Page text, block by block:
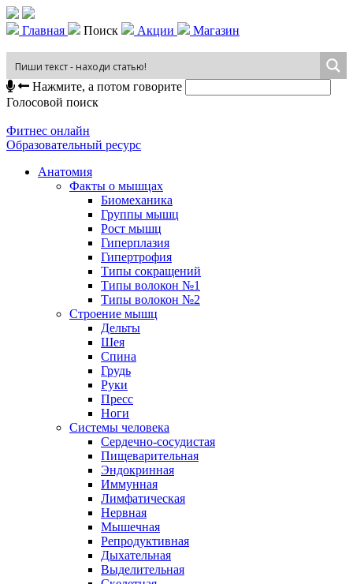
Главная Поиск Акции Магазин
Нажмите, а потом говорите
Голосовой поиск
Фитнес онлайн
Образовательный ресурс
Анатомия
Факты о мышцах
Биомеханика
Группы мышц
Рост мышц
Гиперплазия
Гипертрофия
Типы сокращений
Типы волокон №1
Типы волокон №2
Строение мышц
Дельты
Шея
Спина
Грудь
Руки
Пресс
Ноги
Системы человека
Сердечно-сосудистая
Пищеварительная
Эндокринная
Иммунная
Лимфатическая
Нервная
Мышечная
Репродуктивная
Дыхательная
Выделительная